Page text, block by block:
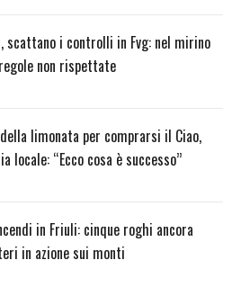
scattano i controlli in Fvg: nel mirino
non rispettate
limonata per comprarsi il Ciao,
locale: “Ecco cosa è successo”
in Friuli: cinque roghi ancora
in azione sui monti